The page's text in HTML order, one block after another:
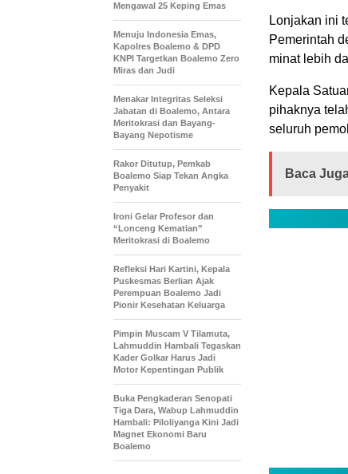
Lonjakan ini
Pemerintah
minat lebih
Kepala
pihaknya
seluruh
Baca
Mengawal 25 Keping Emas
Menuju Indonesia Emas,
Kapolres Boalemo & DPD
KNPI Targetkan Boalemo Zero
Miras dan Judi
Menakar Integritas Seleksi
Jabatan di Boalemo, Antara
Meritokrasi dan Bayang-
Bayang Nepotisme
Rakor Ditutup, Pemkab
Boalemo Siap Tekan Angka
Penyakit
Ironi Gelar Profesor dan
“Lonceng Kematian”
Meritokrasi di Boalemo
Refleksi Hari Kartini, Kepala
Puskesmas Berlian Ajak
Perempuan Boalemo Jadi
Pionir Kesehatan Keluarga
Pimpin Muscam V Tilamuta,
Lahmuddin Hambali Tegaskan
Kader Golkar Harus Jadi
Motor Kepentingan Publik
Buka Pengkaderan Senopati
Tiga Dara, Wabup Lahmuddin
Hambali: Piloliyanga Kini Jadi
Magnet Ekonomi Baru
Boalemo